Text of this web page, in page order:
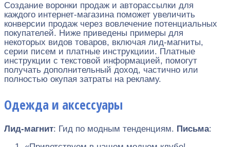
Создание воронки продаж и авторассылки для
каждого интернет-магазина поможет увеличить
конверсии продаж через вовлечение потенциальных
покупателей. Ниже приведены примеры для
некоторых видов товаров, включая лид-магниты,
серии писем и платные инструкциии. Платные
инструкции с текстовой информацией, помогут
получать дополнительный доход, частично или
полностью окупая затраты на рекламу.
Одежда и аксессуары
Лид-магнит: Гид по модным тенденциям. Письма: